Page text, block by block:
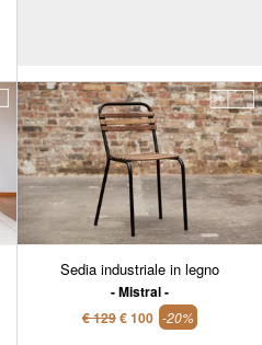
Sedia industriale in legno
Mistral
€ 129€ 100 -20%